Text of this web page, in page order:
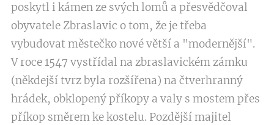
poskytl i kámen ze svých lomů a přesvědčoval
obyvatele Zbraslavic o tom, že je třeba
vybudovat městečko nové větší a "modernější".
V roce 1547 vystřídal na zbraslavickém zámku
(někdejší tvrz byla rozšířena) na čtverhranný
hrádek, obklopený příkopy a valy s mostem přes
příkop směrem ke kostelu. Pozdější majitel